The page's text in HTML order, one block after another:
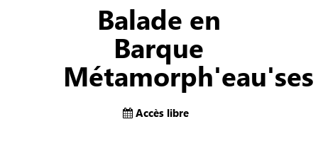
Balade en
Barque
Métamorph'eau'ses
Accès libre